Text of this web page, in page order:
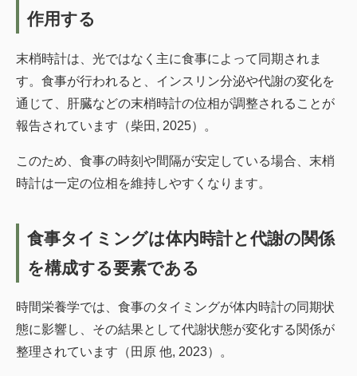
作用する
末梢時計は、光ではなく主に食事によって同期されま
す。食事が行われると、インスリン分泌や代謝の変化を
通じて、肝臓などの末梢時計の位相が調整されることが
報告されています（柴田, 2025）。
このため、食事の時刻や間隔が安定している場合、末梢
時計は一定の位相を維持しやすくなります。
食事タイミングは体内時計と代謝の関係
を構成する要素である
時間栄養学では、食事のタイミングが体内時計の同期状
態に影響し、その結果として代謝状態が変化する関係が
整理されています（田原 他, 2023）。